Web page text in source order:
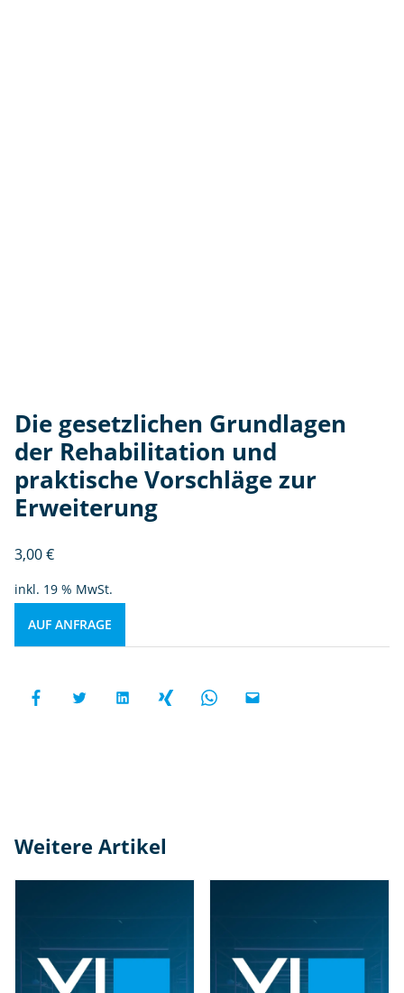
Die gesetzlichen Grundlagen
der Rehabilitation und
praktische Vorschläge zur
Erweiterung
3,00€
inkl. 19 % MwSt.
AUF ANFRAGE
Weitere Artikel